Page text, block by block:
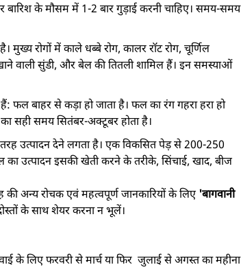
के मौसम में 1-2 बार गुड़ाई करनी चाहिए। समय-समय
रोगों में काले धब्बे रोग, कालर रॉट रोग, चूर्णिल
वाली सुंडी, और बेल की तितली शामिल हैं। इन समस्याओं
फल बाहर से कड़ा हो जाता है। फल का रंग गहरा हरा हो
सही समय सितंबर-अक्टूबर होता है।
उत्पादन देने लगता है। एक विकसित पेड़ से 200-250
उत्पादन इसकी खेती करने के तरीके, सिंचाई, खाद, बीज
अन्य रोचक एवं महत्वपूर्ण जानकारियों के लिए 'बागवानी
के साथ शेयर करना न भूलें।
के लिए फरवरी से मार्च या फिर जुलाई से अगस्त का महीना